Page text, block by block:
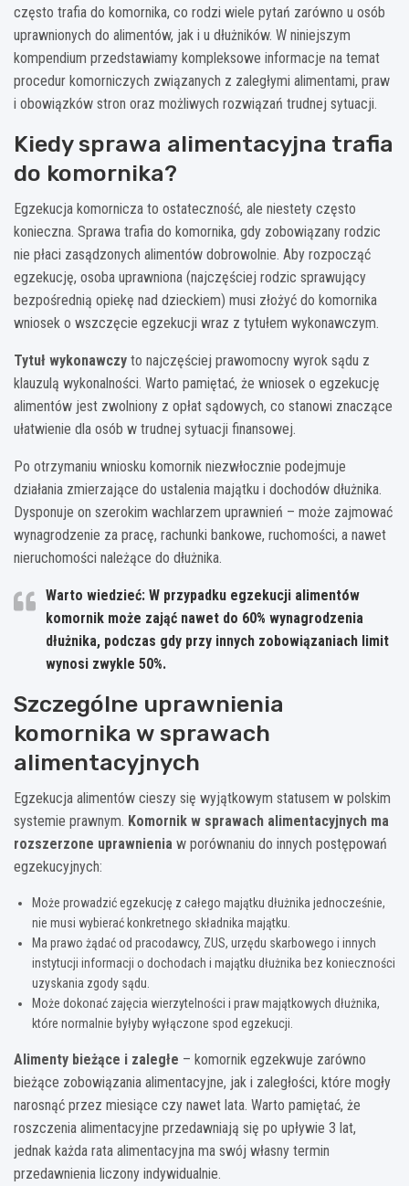
często trafia do komornika, co rodzi wiele pytań zarówno u osób
uprawnionych do alimentów, jak i u dłużników. W niniejszym
kompendium przedstawiamy kompleksowe informacje na temat
procedur komorniczych związanych z zaległymi alimentami, praw
i obowiązków stron oraz możliwych rozwiązań trudnej sytuacji.
Kiedy sprawa alimentacyjna trafia
do komornika?
Egzekucja komornicza to ostateczność, ale niestety często
konieczna. Sprawa trafia do komornika, gdy zobowiązany rodzic
nie płaci zasądzonych alimentów dobrowolnie. Aby rozpocząć
egzekucję, osoba uprawniona (najczęściej rodzic sprawujący
bezpośrednią opiekę nad dzieckiem) musi złożyć do komornika
wniosek o wszczęcie egzekucji wraz z tytułem wykonawczym.
Tytuł wykonawczy to najczęściej prawomocny wyrok sądu z
klauzulą wykonalności. Warto pamiętać, że wniosek o egzekucję
alimentów jest zwolniony z opłat sądowych, co stanowi znaczące
ułatwienie dla osób w trudnej sytuacji finansowej.
Po otrzymaniu wniosku komornik niezwłocznie podejmuje
działania zmierzające do ustalenia majątku i dochodów dłużnika.
Dysponuje on szerokim wachlarzem uprawnień – może zajmować
wynagrodzenie za pracę, rachunki bankowe, ruchomości, a nawet
nieruchomości należące do dłużnika.
Warto wiedzieć: W przypadku egzekucji alimentów
komornik może zająć nawet do 60% wynagrodzenia
dłużnika, podczas gdy przy innych zobowiązaniach limit
wynosi zwykle 50%.
Szczególne uprawnienia
komornika w sprawach
alimentacyjnych
Egzekucja alimentów cieszy się wyjątkowym statusem w polskim
systemie prawnym. Komornik w sprawach alimentacyjnych ma
rozszerzone uprawnienia w porównaniu do innych postępowań
egzekucyjnych:
Może prowadzić egzekucję z całego majątku dłużnika jednocześnie,
nie musi wybierać konkretnego składnika majątku.
Ma prawo żądać od pracodawcy, ZUS, urzędu skarbowego i innych
instytucji informacji o dochodach i majątku dłużnika bez konieczności
uzyskania zgody sądu.
Może dokonać zajęcia wierzytelności i praw majątkowych dłużnika,
które normalnie byłyby wyłączone spod egzekucji.
Alimenty bieżące i zaległe – komornik egzekwuje zarówno
bieżące zobowiązania alimentacyjne, jak i zaległości, które mogły
narosnąć przez miesiące czy nawet lata. Warto pamiętać, że
roszczenia alimentacyjne przedawniają się po upływie 3 lat,
jednak każda rata alimentacyjna ma swój własny termin
przedawnienia liczony indywidualnie.